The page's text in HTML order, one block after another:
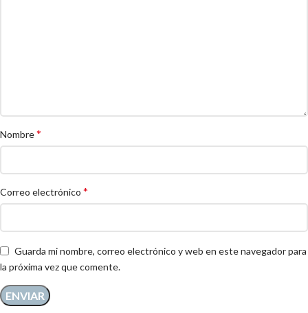
Nombre*
Correo electrónico *
Guarda mi nombre, correo electrónico y web en este navegador para
la próxima vez que comente.